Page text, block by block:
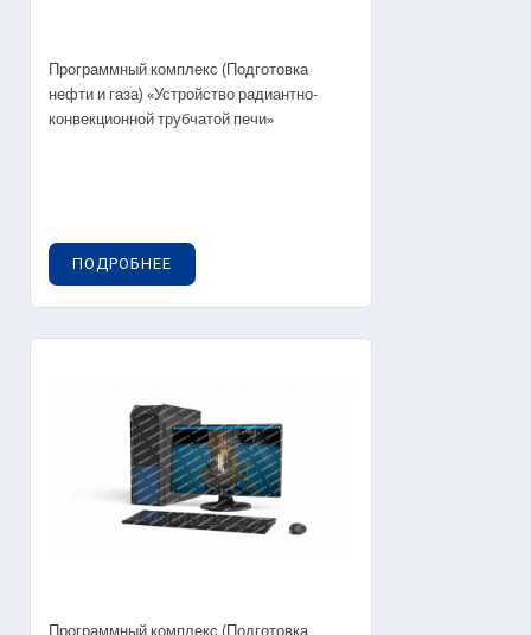
Программный комплекс (Подготовка
нефти и газа) «Устройство радиантно-
конвекционной трубчатой печи»
ПОДРОБНЕЕ